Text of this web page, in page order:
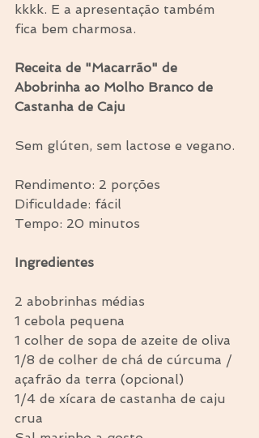
kkkk. E a apresentação também
fica bem charmosa.
Receita de "Macarrão" de
Abobrinha ao Molho Branco de
Castanha de Caju
Sem glúten, sem lactose e vegano.
Rendimento: 2 porções
Dificuldade: fácil
Tempo: 20 minutos
Ingredientes
2 abobrinhas médias
1 cebola pequena
1 colher de sopa de azeite de oliva
1/8 de colher de chá de cúrcuma /
açafrão da terra (opcional)
1/4 de xícara de castanha de caju
crua